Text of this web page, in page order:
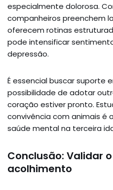
especialmente dolorosa.
companheiros preenchem
oferecem rotinas
pode intensificar
depressão.
É essencial buscar suporte
possibilidade de adotar
coração estiver pronto.
convivência com animais
saúde mental na terceira
Conclusão: Validar
acolhimento